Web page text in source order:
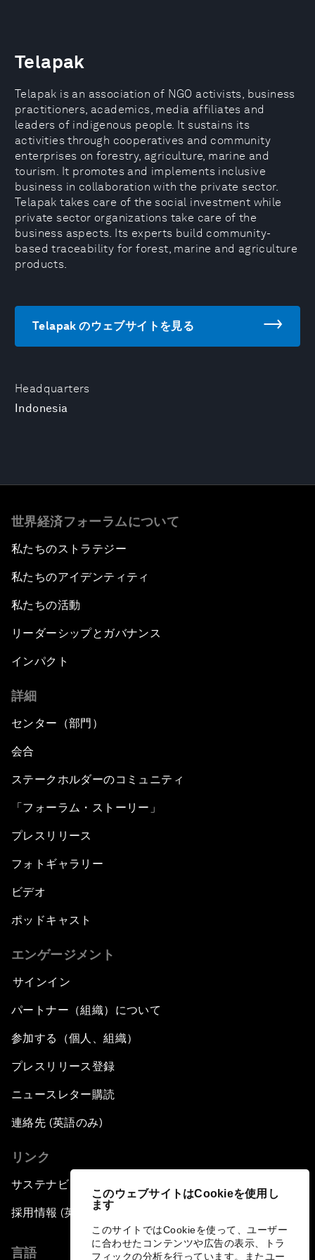
このウェブサイトはCookieを使用し
ます
このサイトではCookieを使って、ユーザー
に合わせたコンテンツや広告の表示、トラ
フィックの分析を行っています。またユー
Headquarters
Indonesia
Telapak
Telapak is an association of NGO activists, business
practitioners, academics, media affiliates and
leaders of indigenous people. It sustains its
activities through cooperatives and community
enterprises on forestry, agriculture, marine and
tourism. It promotes and implements inclusive
business in collaboration with the private sector.
Telapak takes care of the social investment while
private sector organizations take care of the
business aspects. Its experts build community-
based traceability for forest, marine and agriculture
products.
Telapak のウェブサイトを見る
世界経済フォーラムについて
私たちのストラテジー
私たちのアイデンティティ
私たちの活動
リーダーシップとガバナンス
インパクト
詳細
センター（部門）
会合
ステークホルダーのコミュニティ
「フォーラム・ストーリー」
プレスリリース
フォトギャラリー
ビデオ
ポッドキャスト
エンゲージメント
サインイン
パートナー（組織）について
参加する（個人、組織）
プレスリリース登録
ニュースレター購読
連絡先 (英語のみ)
リンク
サステナビリティへの取り組み
採用情報 (英語のみ)
言語